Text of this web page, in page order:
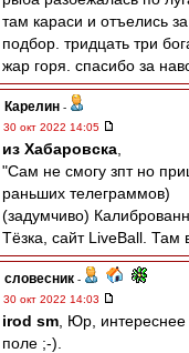
там караси и отъелись
подбор. тридцать три
жар горя. спасибо за
Карелин -
30 окт 2022 14:05
из Хабаровска
"Сам не смогу зпт но
раньших телеграммов)
(задумчиво)
Тёзка, сайт LiveBall. Там
словесник -
30 окт 2022 14:03
irod sm , Юр, интереснее
поле ;-).